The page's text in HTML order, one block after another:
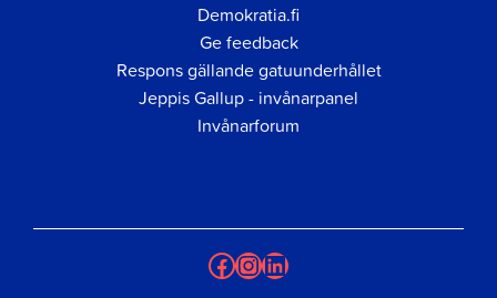
Demokratia.fi
Ge feedback
Respons gällande gatuunderhållet
Jeppis Gallup - invånarpanel
Invånarforum
Facebook
Instagram
LinkedIn